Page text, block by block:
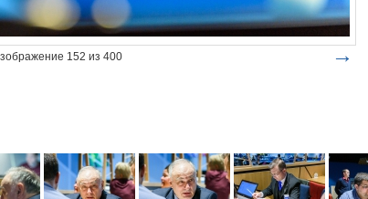
152 из 400 →